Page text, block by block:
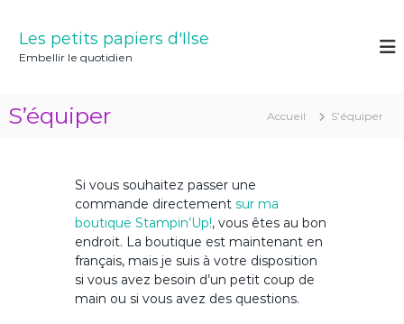
Les petits papiers d'Ilse
Embellir le quotidien
S’équiper Accueil S’équiper
Si vous souhaitez passer une
commande directementsur ma
boutique Stampin’Up!, vous êtes au bon
endroit. La boutique est maintenant en
français, mais je suis à votre disposition
si vous avez besoin d’un petit coup de
main ou si vous avez des questions.